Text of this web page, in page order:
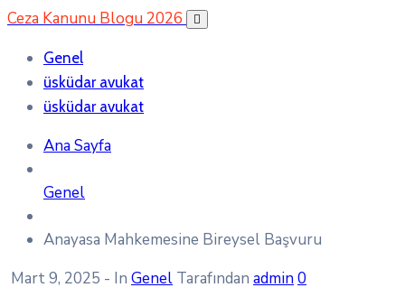
Ceza Kanunu Blogu 2026
Genel
üsküdar avukat
üsküdar avukat
Ana Sayfa
Genel
Anayasa Mahkemesine Bireysel Başvuru
Mart 9, 2025 - In Genel Tarafından admin0